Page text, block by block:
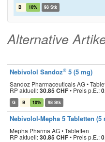
B 10% 98 Stk
Alternative
Nebivolol Sandoz® 5 (5 mg)
Sandoz Pharmaceuticals AG •
RP aktuell:30.85 CHF• Preis p.E.:
G B 10% 98 Stk
Nebivolol-Mepha 5 Tabletten (5
Mepha Pharma AG • Tabletten
RP aktuell:30.85 CHF• Preis p.E.: